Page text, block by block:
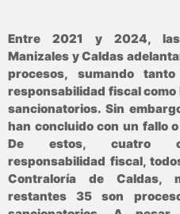
Entre 2021 y 2024,
Manizales y Caldas
procesos, sumando
responsabilidad fiscal
sancionatorios. Sin
han concluido con un fallo
De estos, cuatro
responsabilidad fiscal,
Contraloría de Caldas,
restantes 35 son